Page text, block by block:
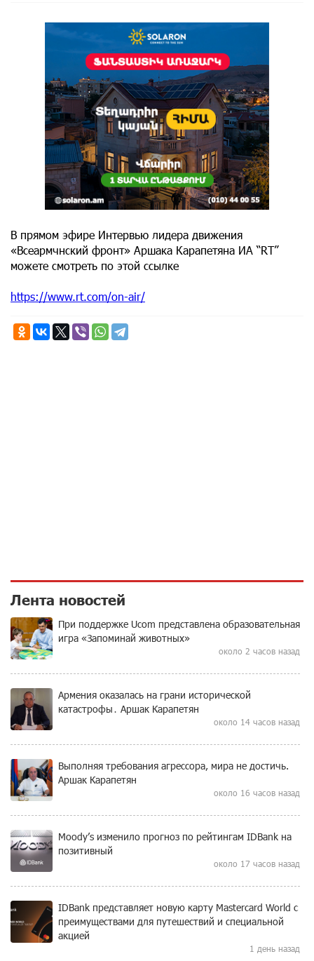
В прямом эфире Интервью лидера движения
«Всеармчнский фронт» Аршака Карапетяна ИА “RT”
можете смотреть по этой ссылке
https://www.rt.com/on-air/
Лента новостей
При поддержке Ucom представлена образовательная
игра «Запоминай животных»
около 2 часов назад
Армения оказалась на грани исторической
катастрофы․ Аршак Карапетян
около 14 часов назад
Выполняя требования агрессора, мира не достичь.
Аршак Карапетян
около 16 часов назад
Moody’s изменило прогноз по рейтингам IDBank на
позитивный
около 17 часов назад
IDBank представляет новую карту Mastercard World с
преимуществами для путешествий и специальной
акцией
1 день назад